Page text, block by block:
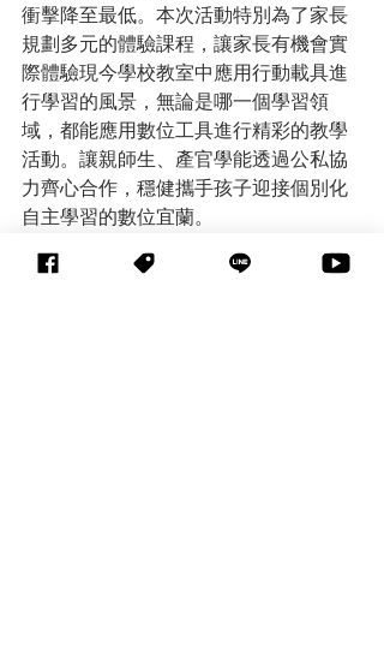
衝擊降至最低。本次活動特別為了家長
規劃多元的體驗課程，讓家長有機會實
際體驗現今學校教室中應用行動載具進
行學習的風景，無論是哪一個學習領
域，都能應用數位工具進行精彩的教學
活動。讓親師生、產官學能透過公私協
力齊心合作，穩健攜手孩子迎接個別化
自主學習的數位宜蘭。
資料來源：宜蘭縣政府